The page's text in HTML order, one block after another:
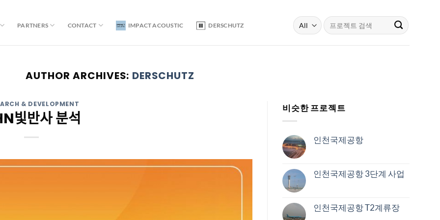
PARTNERS CONTACT IMPACT ACOUSTIC DERSCHUTZ
Search
for:
AUTHOR ARCHIVES: DERSCHUTZ
& DEVELOPMENT
분석
비슷한 프로젝트
인천국제공항
인천국제공항 3단계 사업
인천국제공항 T2계류장